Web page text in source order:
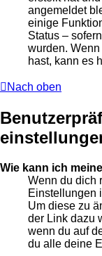
angemeldet
einige
Status –
wurden.
hast, kann es
Nach oben
Wie kann ich
Wenn du dich
Einstellungen
Um diese zu
der Link dazu
wenn du auf
du alle deine